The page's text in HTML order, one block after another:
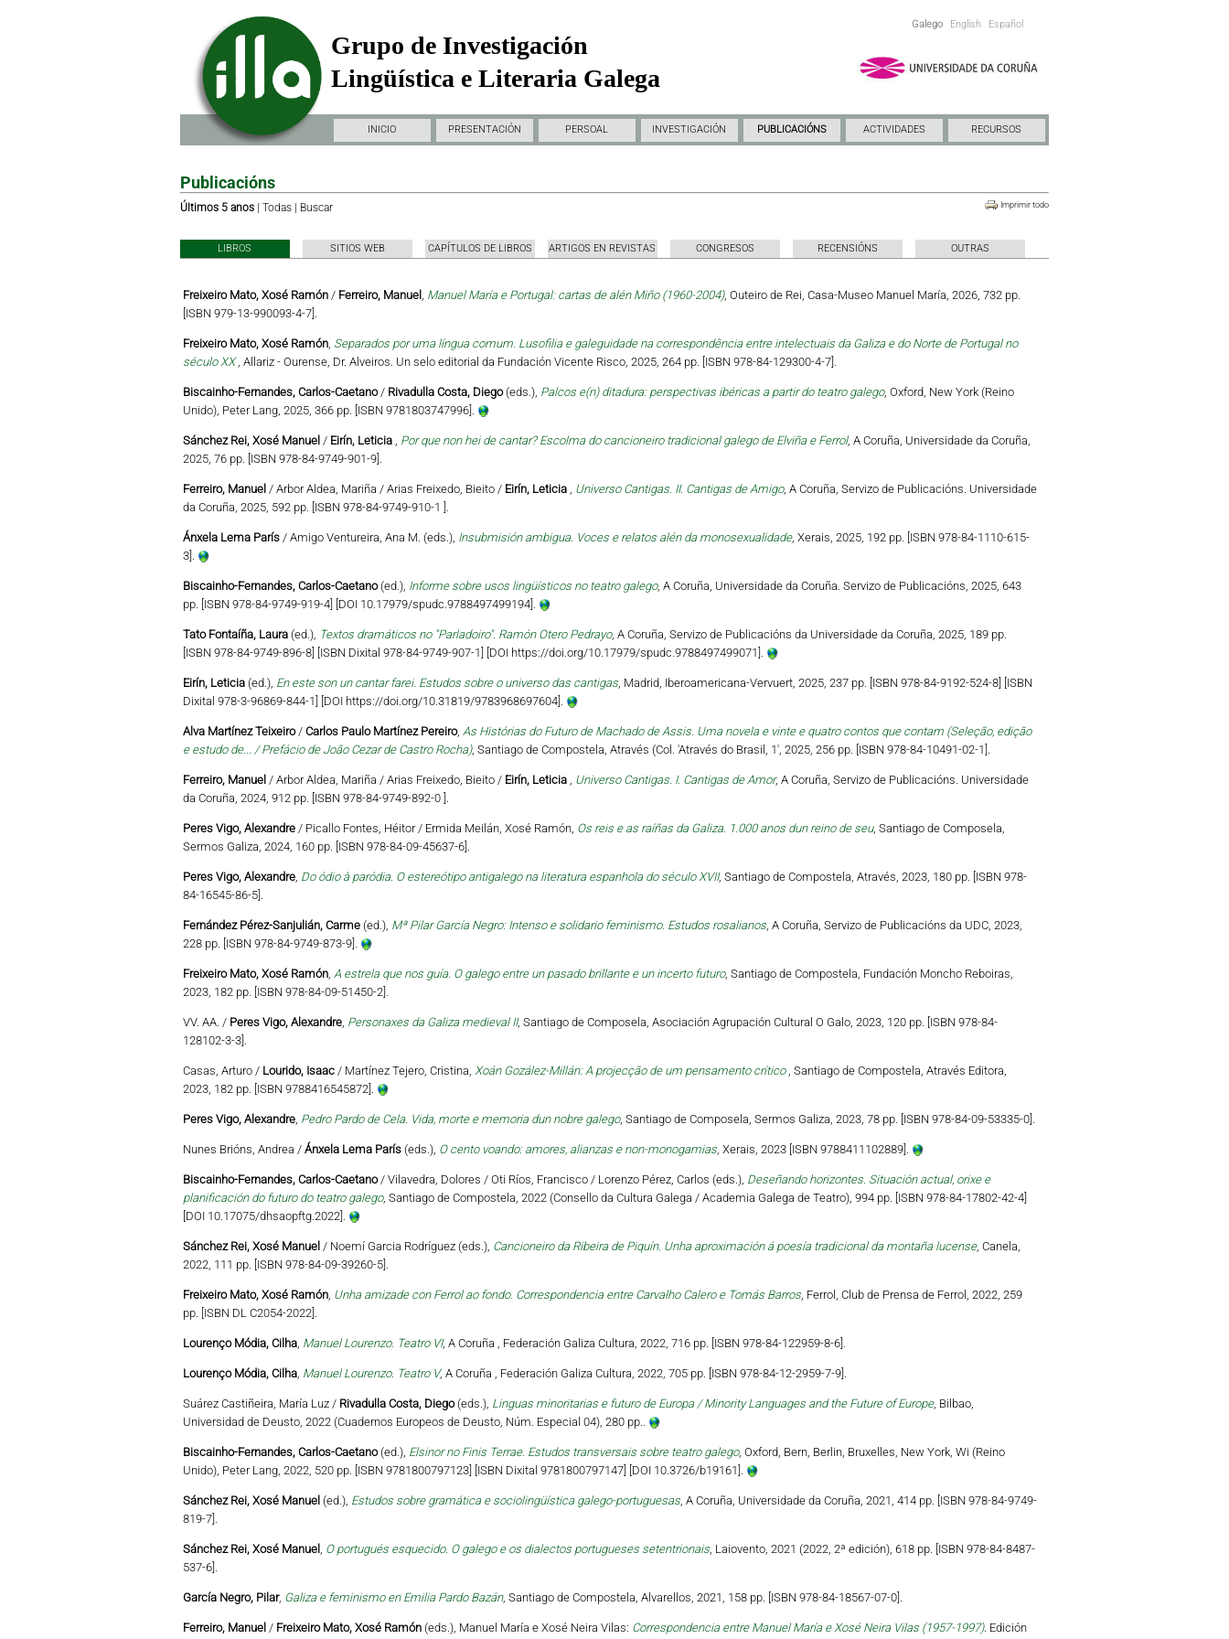
Galego English Español
Grupo de Investigación
Lingüística e Literaria Galega
INICIO PRESENTACIÓN PERSOAL INVESTIGACIÓN PUBLICACIÓNS ACTIVIDADES RECURSOS
Publicacións
Últimos 5 anos| Todas| Buscar Imprimir todo
LIBROS SITIOS WEB CAPÍTULOS DE LIBROS ARTIGOS EN REVISTAS CONGRESOS RECENSIÓNS OUTRAS
Freixeiro Mato, Xosé Ramón/ Ferreiro, Manuel , Manuel María e Portugal: cartas de alén Miño (1960-2004), Outeiro de Rei, Casa-Museo Manuel María, 2026, 732 pp.
[ISBN 979-13-990093-4-7].
Freixeiro Mato, Xosé Ramón, Separados por uma língua comum. Lusofilia e galeguidade na correspondência entre intelectuais da Galiza e do Norte de Portugal no
século XX, Allariz - Ourense, Dr. Alveiros. Un selo editorial da Fundación Vicente Risco, 2025, 264 pp. [ISBN 978-84-129300-4-7].
Biscainho-Fernandes, Carlos-Caetano/ Rivadulla Costa, Diego(eds.), Palcos e(n) ditadura: perspectivas ibéricas a partir do teatro galego, Oxford, New York (Reino
Unido), Peter Lang, 2025, 366 pp. [ISBN 9781803747996].
Sánchez Rei, Xosé Manuel / Eirín, Leticia , Por que non hei de cantar? Escolma do cancioneiro tradicional galego de Elviña e Ferrol, A Coruña, Universidade da Coruña,
2025, 76 pp. [ISBN 978-84-9749-901-9].
Ferreiro, Manuel / Arbor Aldea, Mariña / Arias Freixedo, Bieito / Eirín, Leticia , Universo Cantigas. II. Cantigas de Amigo, A Coruña, Servizo de Publicacións. Universidade
da Coruña, 2025, 592 pp. [ISBN 978-84-9749-910-1 ].
Ánxela Lema París/ Amigo Ventureira, Ana M. (eds.), Insubmisión ambigua. Voces e relatos alén da monosexualidade, Xerais, 2025, 192 pp. [ISBN 978-84-1110-615-
3].
Biscainho-Fernandes, Carlos-Caetano(ed.), Informe sobre usos lingüísticos no teatro galego, A Coruña, Universidade da Coruña. Servizo de Publicacións, 2025, 643
pp. [ISBN 978-84-9749-919-4] [DOI 10.17979/spudc.9788497499194].
Tato Fontaíña, Laura(ed.), Textos dramáticos no "Parladoiro". Ramón Otero Pedrayo, A Coruña, Servizo de Publicacións da Universidade da Coruña, 2025, 189 pp.
[ISBN 978-84-9749-896-8] [ISBN Dixital 978‐84‐9749‐907‐1] [DOI https://doi.org/10.17979/spudc.9788497499071].
Eirín, Leticia (ed.), En este son un cantar farei. Estudos sobre o universo das cantigas, Madrid, Iberoamericana-Vervuert, 2025, 237 pp. [ISBN 978-84-9192-524-8] [ISBN
Dixital 978-3-96869-844-1] [DOI https://doi.org/10.31819/9783968697604].
Alva Martínez Teixeiro/ Carlos Paulo Martínez Pereiro, As Histórias do Futuro de Machado de Assis. Uma novela e vinte e quatro contos que contam (Seleção, edição
e estudo de... / Prefácio de João Cezar de Castro Rocha), Santiago de Compostela, Através (Col. 'Através do Brasil, 1', 2025, 256 pp. [ISBN 978-84-10491-02-1].
Ferreiro, Manuel / Arbor Aldea, Mariña / Arias Freixedo, Bieito / Eirín, Leticia , Universo Cantigas. I. Cantigas de Amor, A Coruña, Servizo de Publicacións. Universidade
da Coruña, 2024, 912 pp. [ISBN 978-84-9749-892-0 ].
Peres Vigo, Alexandre/ Picallo Fontes, Héitor / Ermida Meilán, Xosé Ramón, Os reis e as raíñas da Galiza. 1.000 anos dun reino de seu, Santiago de Composela,
Sermos Galiza, 2024, 160 pp. [ISBN 978-84-09-45637-6].
Peres Vigo, Alexandre, Do ódio à paródia. O estereótipo antigalego na literatura espanhola do século XVII, Santiago de Compostela, Através, 2023, 180 pp. [ISBN 978-
84-16545-86-5].
Fernández Pérez-Sanjulián, Carme(ed.), Mª Pilar García Negro: Intenso e solidario feminismo. Estudos rosalianos, A Coruña, Servizo de Publicacións da UDC, 2023,
228 pp. [ISBN 978-84-9749-873-9].
Freixeiro Mato, Xosé Ramón, A estrela que nos guía. O galego entre un pasado brillante e un incerto futuro, Santiago de Compostela, Fundación Moncho Reboiras,
2023, 182 pp. [ISBN 978-84-09-51450-2].
VV. AA. / Peres Vigo, Alexandre, Personaxes da Galiza medieval II, Santiago de Composela, Asociación Agrupación Cultural O Galo, 2023, 120 pp. [ISBN 978-84-
128102-3-3].
Casas, Arturo / Lourido, Isaac/ Martínez Tejero, Cristina, Xoán Gozález-Millán: A projecção de um pensamento crítico , Santiago de Compostela, Através Editora,
2023, 182 pp. [ISBN 9788416545872].
Peres Vigo, Alexandre, Pedro Pardo de Cela. Vida, morte e memoria dun nobre galego, Santiago de Composela, Sermos Galiza, 2023, 78 pp. [ISBN 978-84-09-53335-0].
Nunes Brións, Andrea / Ánxela Lema París(eds.), O cento voando: amores, alianzas e non-monogamias, Xerais, 2023 [ISBN 9788411102889].
Biscainho-Fernandes, Carlos-Caetano/ Vilavedra, Dolores / Oti Ríos, Francisco / Lorenzo Pérez, Carlos (eds.), Deseñando horizontes. Situación actual, orixe e
planificación do futuro do teatro galego, Santiago de Compostela, 2022 (Consello da Cultura Galega / Academia Galega de Teatro), 994 pp. [ISBN 978-84-17802-42-4]
[DOI 10.17075/dhsaopftg.2022].
Sánchez Rei, Xosé Manuel / Noemí Garcia Rodríguez (eds.), Cancioneiro da Ribeira de Piquín. Unha aproximación á poesía tradicional da montaña lucense, Canela,
2022, 111 pp. [ISBN 978-84-09-39260-5].
Freixeiro Mato, Xosé Ramón, Unha amizade con Ferrol ao fondo. Correspondencia entre Carvalho Calero e Tomás Barros, Ferrol, Club de Prensa de Ferrol, 2022, 259
pp. [ISBN DL C2054-2022].
Lourenço Módia, Cilha, Manuel Lourenzo. Teatro VI, A Coruña , Federación Galiza Cultura, 2022, 716 pp. [ISBN 978-84-122959-8-6].
Lourenço Módia, Cilha, Manuel Lourenzo. Teatro V, A Coruña , Federación Galiza Cultura, 2022, 705 pp. [ISBN 978-84-12-2959-7-9].
Suárez Castiñeira, María Luz / Rivadulla Costa, Diego(eds.), Linguas minoritarias e futuro de Europa / Minority Languages and the Future of Europe, Bilbao,
Universidad de Deusto, 2022 (Cuadernos Europeos de Deusto, Núm. Especial 04), 280 pp..
Biscainho-Fernandes, Carlos-Caetano(ed.), Elsinor no Finis Terrae. Estudos transversais sobre teatro galego, Oxford, Bern, Berlin, Bruxelles, New York, Wi (Reino
Unido), Peter Lang, 2022, 520 pp. [ISBN 9781800797123] [ISBN Dixital 9781800797147] [DOI 10.3726/b19161].
Sánchez Rei, Xosé Manuel (ed.), Estudos sobre gramática e sociolingüística galego-portuguesas, A Coruña, Universidade da Coruña, 2021, 414 pp. [ISBN 978-84-9749-
819-7].
Sánchez Rei, Xosé Manuel , O portugués esquecido. O galego e os dialectos portugueses setentrionais, Laiovento, 2021 (2022, 2ª edición), 618 pp. [ISBN 978-84-8487-
537-6].
García Negro, Pilar, Galiza e feminismo en Emilia Pardo Bazán, Santiago de Compostela, Alvarellos, 2021, 158 pp. [ISBN 978-84-18567-07-0].
Ferreiro, Manuel / Freixeiro Mato, Xosé Ramón(eds.), Manuel María e Xosé Neira Vilas: Correspondencia entre Manuel María e Xosé Neira Vilas (1957-1997). Edición